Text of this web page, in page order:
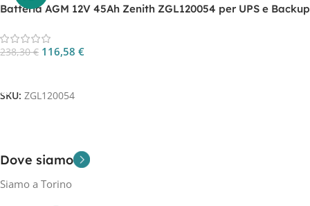
Batteria AGM 12V 45Ah Zenith ZGL120054 per UPS e Backup
238,30€ 116,58 €
SKU: ZGL120054
Dove siamo
Siamo a Torino